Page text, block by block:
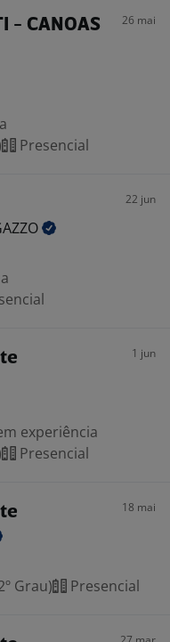
- CANOAS
26 mai
Presencial
22 jun
1 jun
experiência
Presencial
18 mai
Grau) Presencial